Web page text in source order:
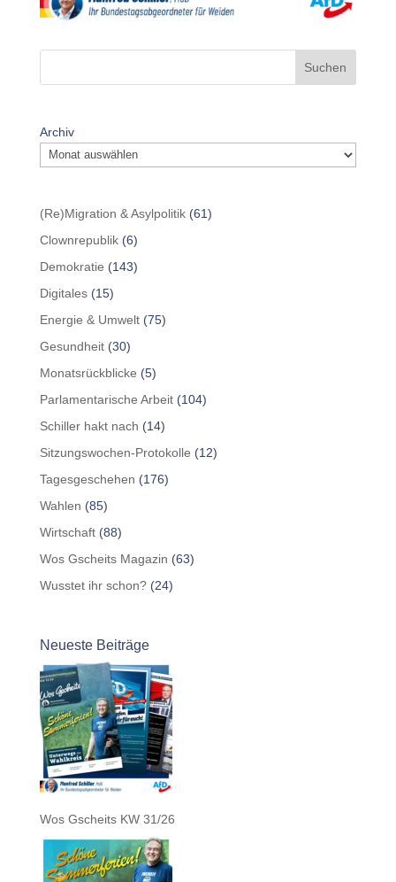
Suchen
Archiv
(Re)Migration & Asylpolitik(61)
Clownrepublik(6)
Demokratie (143)
Digitales(15)
Energie & Umwelt(75)
Gesundheit(30)
Monatsrückblicke (5)
Parlamentarische Arbeit(104)
Schiller hakt nach (14)
Sitzungswochen-Protokolle (12)
Tagesgeschehen (176)
Wahlen (85)
Wirtschaft(88)
Wos Gscheits Magazin (63)
Wusstet ihr schon?(24)
Neueste Beiträge
Wos Gscheits KW 31/26